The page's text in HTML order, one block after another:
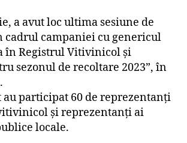
a avut loc ultima sesiune de
campaniei cu genericul
în Registrul Vitivinicol și
sezonul de recoltare 2023”, în
participat 60 de reprezentanți
și reprezentanți ai
locale.